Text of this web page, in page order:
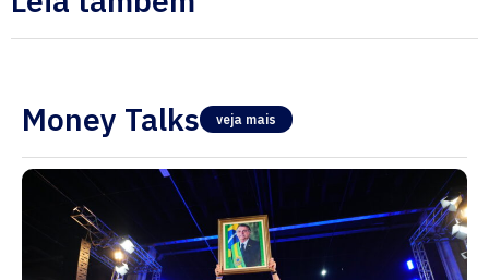
Money Talks veja mais